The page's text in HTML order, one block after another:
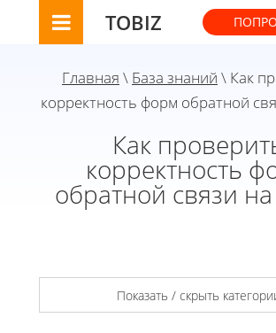
TOBIZ
Главная \ База знаний \ Как
корректность форм обратной
Как
корректность
обратной связи
Показать / скрыть